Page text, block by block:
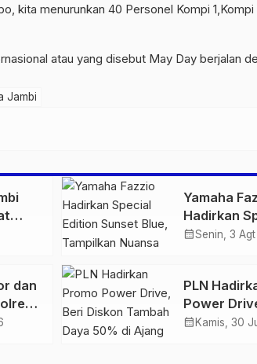
kita menurunkan 40 Personel Kompi
atau yang disebut May Day berjalan
Jambi
di
Yamaha
Hadirkan
Edition
Semakin
calendar_monthSenin, 3
dan
PLN
Power
Diskon
calendar_month Kamis, 30